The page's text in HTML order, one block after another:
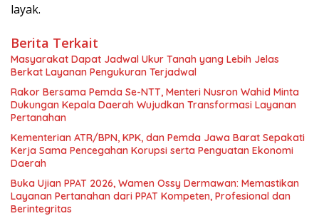
layak.
Berita Terkait
Masyarakat Dapat Jadwal Ukur Tanah yang Lebih Jelas
Berkat Layanan Pengukuran Terjadwal
Rakor Bersama Pemda Se-NTT, Menteri Nusron Wahid Minta
Dukungan Kepala Daerah Wujudkan Transformasi Layanan
Pertanahan
Kementerian ATR/BPN, KPK, dan Pemda Jawa Barat Sepakati
Kerja Sama Pencegahan Korupsi serta Penguatan Ekonomi
Daerah
Buka Ujian PPAT 2026, Wamen Ossy Dermawan: Memastikan
Layanan Pertanahan dari PPAT Kompeten, Profesional dan
Berintegritas